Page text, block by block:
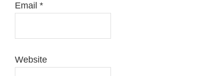
Email *
Website